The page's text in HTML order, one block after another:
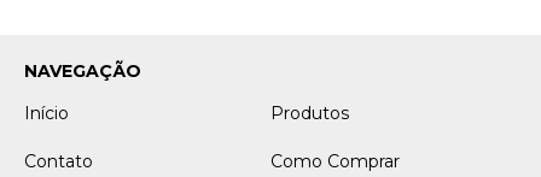
NAVEGAÇÃO
Início
Produtos
Contato Como Comprar